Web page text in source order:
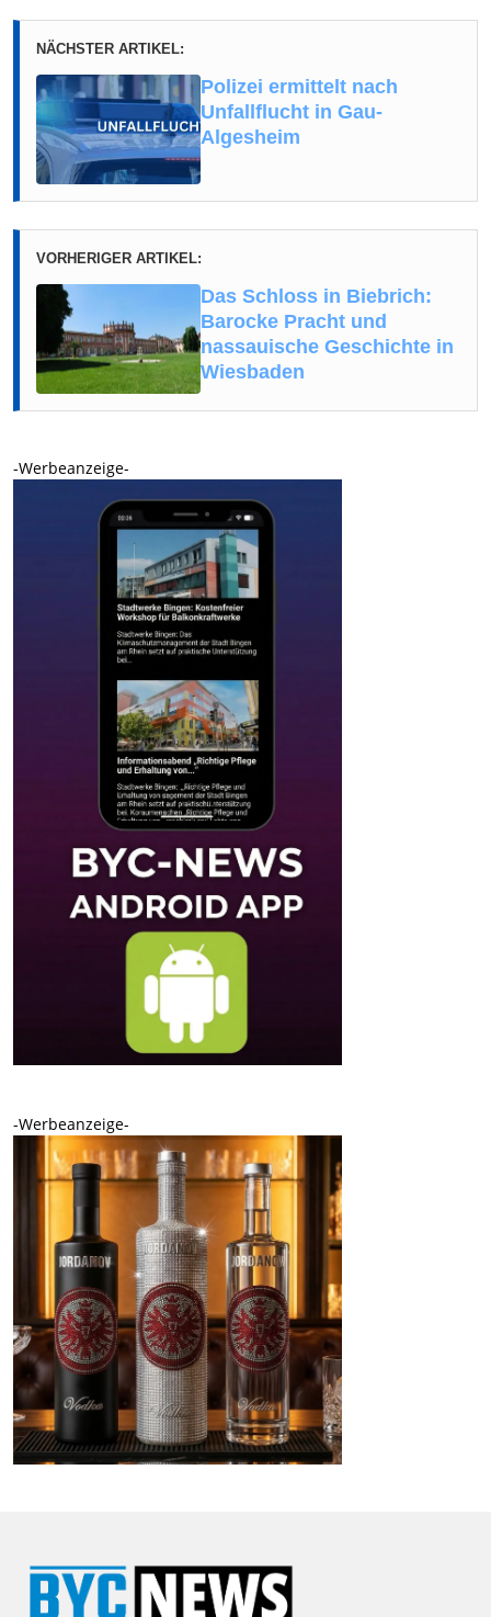
NÄCHSTER ARTIKEL:
Polizei ermittelt nach
Unfallflucht in Gau-
Algesheim
VORHERIGER ARTIKEL:
Das Schloss in Biebrich:
Barocke Pracht und
nassauische Geschichte in
Wiesbaden
-Werbeanzeige-
-Werbeanzeige-